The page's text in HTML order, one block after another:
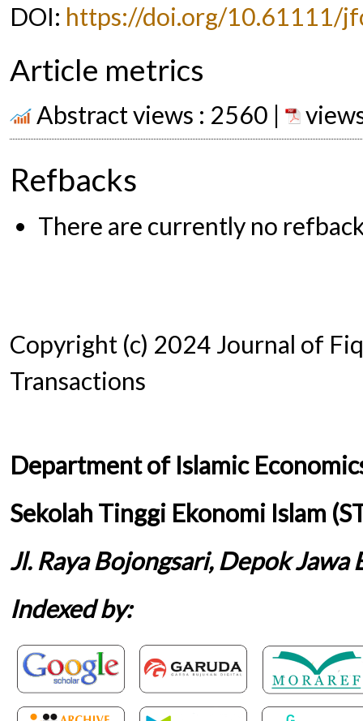
DOI: https://doi.org/10.61111/
Article metrics
Abstract views : 2560 |
Refbacks
There are currently no
Copyright (c) 2024 Journal of
Transactions
Department of Islamic
Sekolah Tinggi Ekonomi Islam
Jl. Raya Bojongsari, Depok
Indexed by: